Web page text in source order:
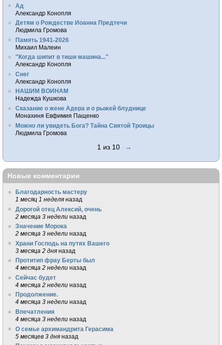
Ад
Александр Конопля
Детям о Рождестве Иоанна Предтечи
Людмила Громова
Память 1941-2026
Михаил Малеин
"Когда шипит в тиши машина..."
Александр Конопля
Снег
Александр Конопля
НАШИМ ВОИНАМ
Надежда Кушкова
Сказание о жене Адера и о рыжей блуднице
Монахиня Евфимия Пащенко
Можно ли увидеть Бога? Тайна Святой Троицы
Людмила Громова
1 из 10 →
Новые комментарии
Благодарность мастеру
1 месяц 1 неделя назад
Дорогой отец Алексий, очень
2 месяца 3 недели назад
Значение Морока
2 месяца 3 недели назад
Храни Господь на путях Вашего
3 месяца 2 дня назад
Протитип фрау Берты был
4 месяца 2 недели назад
Сейчас будет
4 месяца 2 недели назад
Продолжение.
4 месяца 3 недели назад
Впечатления
4 месяца 3 недели назад
О семье архимандрита Герасима
5 месяцев 3 дня назад